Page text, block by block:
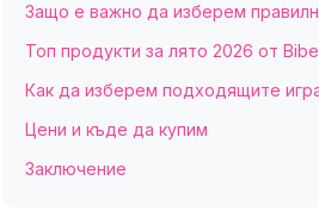
Защо е важно да изберем
Топ продукти за лято 2026 от
Как да изберем подходящите
Цени и къде да купим
Заключение